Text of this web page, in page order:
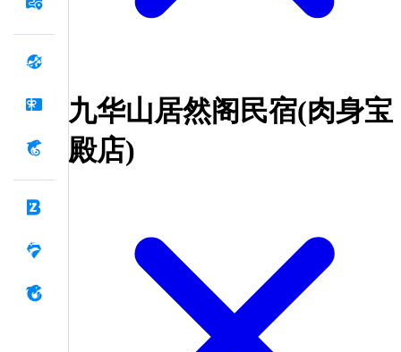
九华山居然阁民宿(肉身宝
殿店)